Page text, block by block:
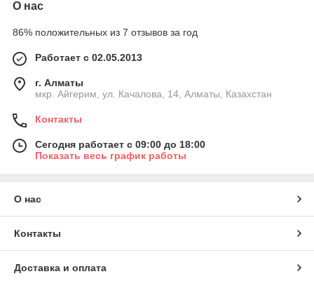
О нас
86% положительных из 7 отзывов за год
Работает с 02.05.2013
г. Алматы
мкр. Айгерим, ул. Качалова, 14, Алматы, Казахстан
Контакты
Сегодня работает с 09:00 до 18:00
Показать весь график работы
О нас
Контакты
Доставка и оплата